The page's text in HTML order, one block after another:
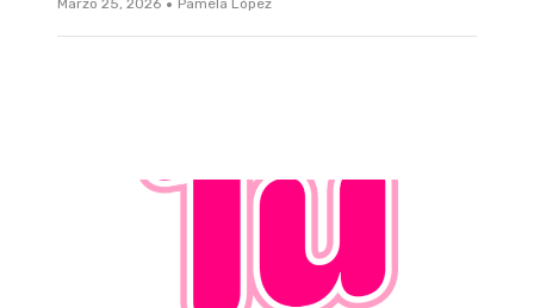
Marzo 25, 2026 Pamela López